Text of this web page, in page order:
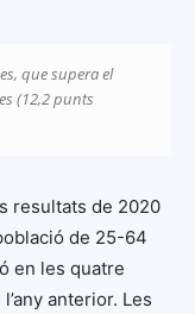
que supera el
(12,2 punts
resultats de 2020
de 25-64
en les quatre
anterior. Les